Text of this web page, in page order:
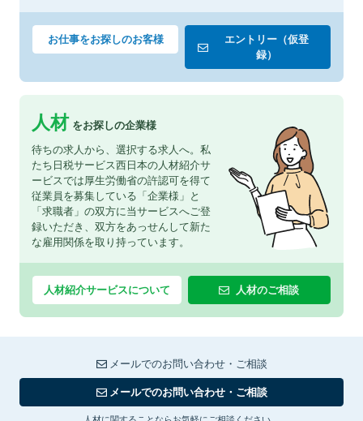
お仕事をお探しのお客様
エントリー（仮登
録）
人材 をお探しの企業様
待ちの求人から、選択する求人へ。私
たち日税サービス西日本の人材紹介サ
ービスでは厚生労働省の許認可を得て
従業員を募集している「企業様」と
「求職者」の双方に当サービスへご登
録いただき、双方をあっせんして新た
な雇用関係を取り持っています。
人材紹介サービスについて 人材のご相談
メールでのお問い合わせ・ご相談
メールでのお問い合わせ・ご相談